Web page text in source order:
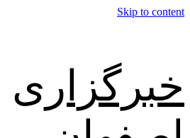
Skip to content
خبرگزاری